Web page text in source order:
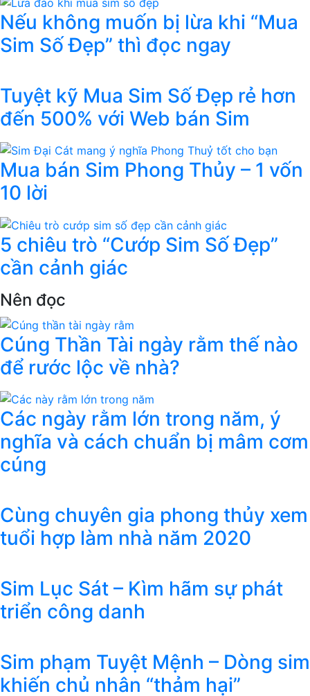
Nếu không muốn bị lừa khi “Mua
Sim Số Đẹp” thì đọc ngay
Tuyệt kỹ Mua Sim Số Đẹp rẻ hơn
đến 500% với Web bán Sim
Mua bán Sim Phong Thủy – 1 vốn
10 lời
5 chiêu trò “Cướp Sim Số Đẹp”
cần cảnh giác
Nên đọc
Cúng Thần Tài ngày rằm thế nào
để rước lộc về nhà?
Các ngày rằm lớn trong năm, ý
nghĩa và cách chuẩn bị mâm cơm
cúng
Cùng chuyên gia phong thủy xem
tuổi hợp làm nhà năm 2020
Sim Lục Sát – Kìm hãm sự phát
triển công danh
Sim phạm Tuyệt Mệnh – Dòng sim
khiến chủ nhân “thảm hại”